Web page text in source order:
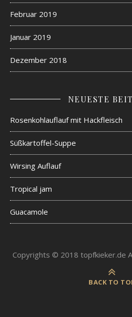
Februar 2019
Januar 2019
Dezember 2018
NEUESTE
Rosenkohlauflauf mit Hackfleisch
Süßkartoffel-Suppe
Wirsing Auflauf
Tropical jam
Guacamole
Copyrights © 2018 topfkieker.de
BACK TO